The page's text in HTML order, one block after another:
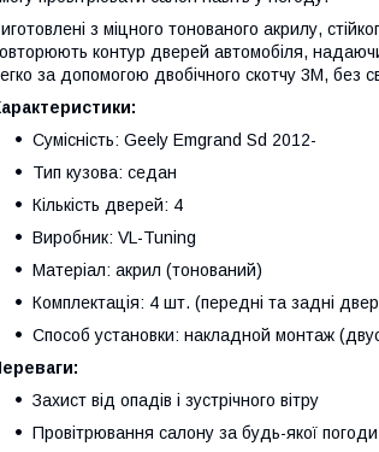
з міцного тонованого акрилу,
контур дверей автомобіля,
за допомогою двобічного скотчу 3M, без
Сумісність: Geely Emgrand Sd 2012-
Тип кузова: седан
Кількість дверей: 4
Виробник: VL-Tuning
Матеріал: акрил (тонований)
Комплектація: 4 шт. (передні та задні
Способ установки: накладной монтаж
Захист від опадів і зустрічного вітру
Провітрювання салону за будь-якої погоди